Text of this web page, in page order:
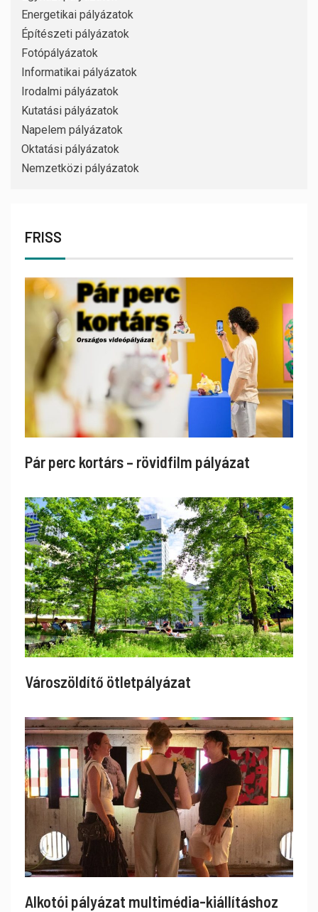
Energetikai pályázatok
Építészeti pályázatok
Fotópályázatok
Informatikai pályázatok
Irodalmi pályázatok
Kutatási pályázatok
Napelem pályázatok
Oktatási pályázatok
Nemzetközi pályázatok
FRISS
Pár perc kortárs – rövidfilm pályázat
Városzöldítő ötletpályázat
Alkotói pályázat multimédia-kiállításhoz